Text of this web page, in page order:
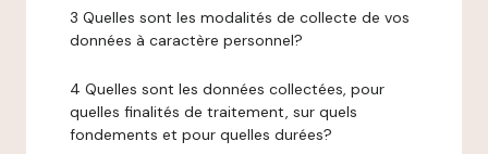
3 Quelles sont les modalités de collecte de vos
données à caractère personnel?
4 Quelles sont les données collectées, pour
quelles finalités de traitement, sur quels
fondements et pour quelles durées?